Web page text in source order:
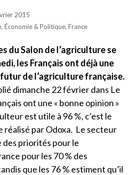
2015
, Économie & Politique, France
du Salon de l’agriculture se
les Français ont déjà une
de l’agriculture française.
dimanche 22 février dans Le
ont une « bonne opinion »
est utile à 96 %, c’est le
réalisé par Odoxa. Le secteur
priorités pour le
pour les 70 % des
que les 76 % estiment qu’il